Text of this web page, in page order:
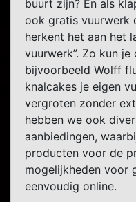
buurt zijn? En als
ook gratis vuurwerk
herkent het aan het
vuurwerk”. Zo kun
bijvoorbeeld Wolff
knalcakes je eigen
vergroten zonder
hebben we ook
aanbiedingen,
producten voor de
mogelijkheden voor
eenvoudig online.